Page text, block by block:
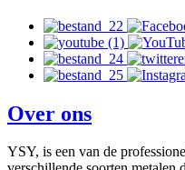
Over ons
YSY, is een van de